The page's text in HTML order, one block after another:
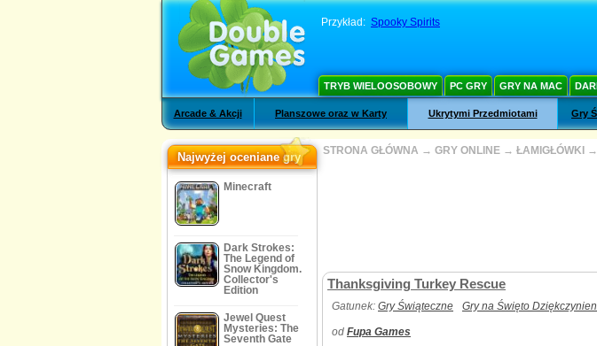
Przykład: Spooky Spirits
TRYB WIELOOSOBOWY PC GRY GRY NA MAC
Arcade & Akcji Planszowe oraz w Karty Ukrytymi Przedmiotami Gry
Najwyżej oceniane gry
Minecraft
Dark Strokes:
The Legend of
Snow Kingdom.
Collector's
Edition
Jewel Quest
Mysteries: The
Seventh Gate
STRONA GŁÓWNA → GRY ONLINE → ŁAMIGŁÓWKI →
Thanksgiving Turkey Rescue
Gatunek: Gry Świąteczne Gry na Święto
od Fupa Games